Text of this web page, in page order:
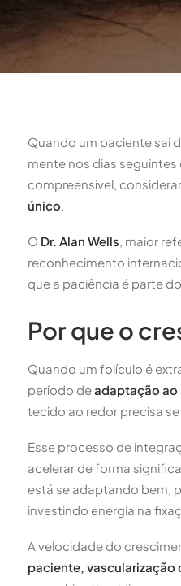
Quando um paciente sai
mente nos dias seguintes
compreensível,
único.
O Dr. Alan Wells, maior
reconhecimento
que a paciência é parte
Por que o
Quando um folículo é
período deadaptação ao
tecido ao redor precisa
Esse processo de
acelerar de forma
está se adaptando bem,
investindo energia na
A velocidade do
paciente, vascularização